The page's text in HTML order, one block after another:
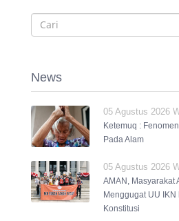
News
05 Agustus 2026
Ketemuq :
Pada Alam
05 Agustus 2026
AMAN, Masyarakat
Menggugat UU IKN
Konstitusi